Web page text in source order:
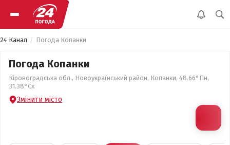
24 Канал Погода Копанки
Погода Копанки
Кіровоградська обл., Новоукраїнський район, Копанки, 48.66°Пн,
31.38°Сх
Змінити місто